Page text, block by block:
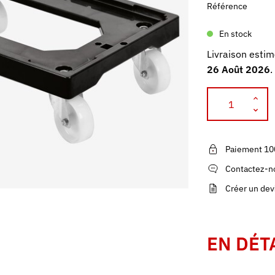
Référence
En stock
Livraison
26 Août 2026.
Paiement
Contactez-
Créer un
EN